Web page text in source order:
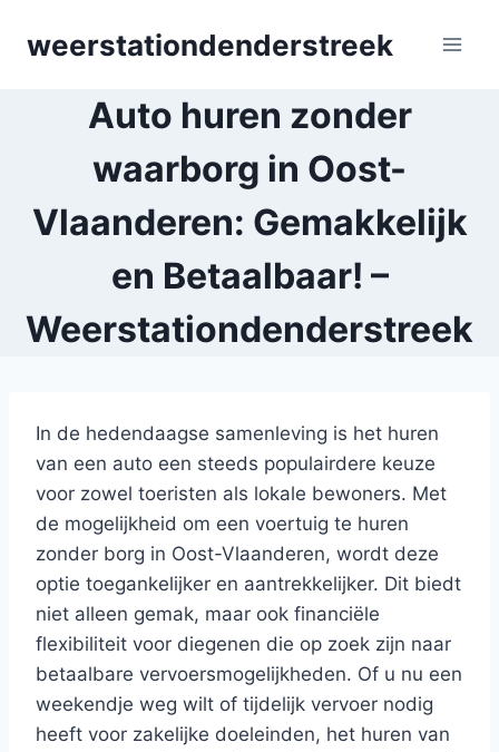
weerstationdenderstreek
Auto huren zonder
waarborg in Oost-
Vlaanderen: Gemakkelijk
en Betaalbaar! –
Weerstationdenderstreek
In de hedendaagse samenleving is het huren
van een auto een steeds populairdere keuze
voor zowel toeristen als lokale bewoners. Met
de mogelijkheid om een voertuig te huren
zonder borg in Oost-Vlaanderen, wordt deze
optie toegankelijker en aantrekkelijker. Dit biedt
niet alleen gemak, maar ook financiële
flexibiliteit voor diegenen die op zoek zijn naar
betaalbare vervoersmogelijkheden. Of u nu een
weekendje weg wilt of tijdelijk vervoer nodig
heeft voor zakelijke doeleinden, het huren van